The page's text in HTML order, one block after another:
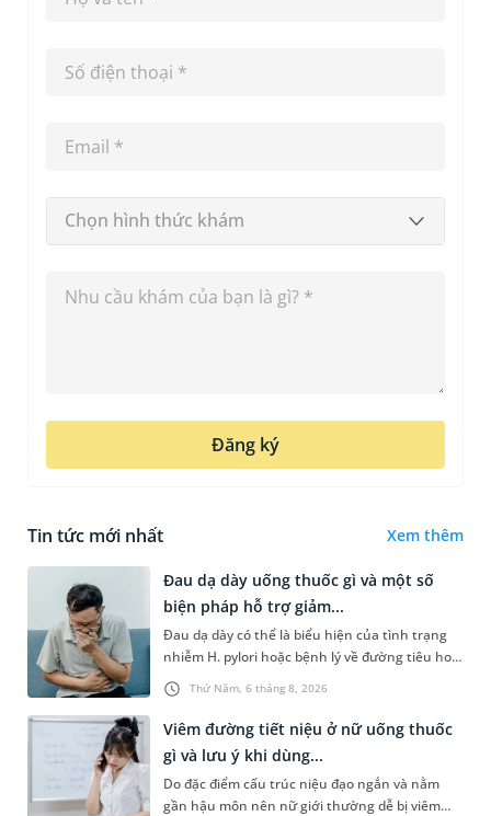
Chọn hình thức khám
Đăng ký
Tin tức mới nhất Xem thêm
Thứ Năm, 6 tháng 8, 2026
Đau dạ dày uống thuốc gì và một số
biện pháp hỗ trợ giảm...
Đau dạ dày có thể là biểu hiện của tình trạng
nhiễm H. pylori hoặc bệnh lý về đường tiêu hoá
khác. Dựa theo nguyên nhân cụ thể, bác sĩ sẽ
cân nhắc chỉ định p...
Viêm đường tiết niệu ở nữ uống thuốc
gì và lưu ý khi dùng...
Do đặc điểm cấu trúc niệu đạo ngắn và nằm
gần hậu môn nên nữ giới thường dễ bị viêm